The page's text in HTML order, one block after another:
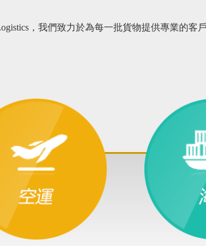
，我們致力於為每一批貨物提供專業的客